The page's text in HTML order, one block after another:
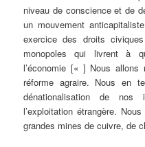
niveau de conscience et de
un mouvement
exercice des droits
monopoles qui livrent à
l’économie [« ] Nous allons
réforme agraire. Nous en
dénationalisation de
l’exploitation étrangère.
grandes mines de cuivre, de